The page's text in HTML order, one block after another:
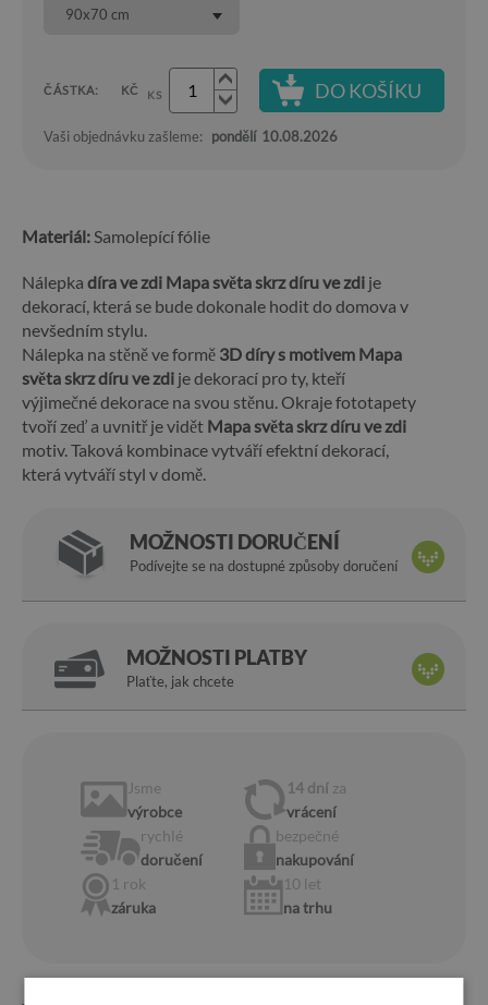
90x70 cm
ČÁSTKA: KČ KS DO KOŠÍKU
Vaši objednávku zašleme: pondělí 10.08.2026
Materiál: Samolepící fólie
Nálepka díra ve zdi Mapa světa skrz díru ve zdi je
dekorací, která se bude dokonale hodit do domova v
nevšedním stylu.
Nálepka na stěně ve formě 3D díry s motivem Mapa
světa skrz díru ve zdi je dekorací pro ty, kteří
výjimečné dekorace na svou stěnu. Okraje fototapety
tvoří zeď a uvnitř je vidět Mapa světa skrz díru ve zdi
motiv. Taková kombinace vytváří efektní dekorací,
která vytváří styl v domě.
MOŽNOSTI DORUČENÍ
Podívejte se na dostupné způsoby doručení
MOŽNOSTI PLATBY
Plaťte, jak chcete
Jsme
výrobce
14 dní za
vrácení
rychlé
doručení
bezpečné
nakupování
1 rok
záruka
10 let
na trhu